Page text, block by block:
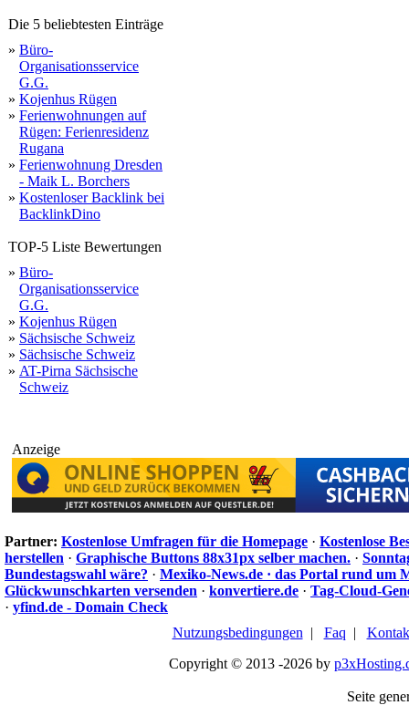
Die 5 beliebtesten Einträge
» Büro-
Organisationsservice
G.G.
» Kojenhus Rügen
» Ferienwohnungen auf
Rügen: Ferienresidenz
Rugana
» Ferienwohnung Dresden
- Maik L. Borchers
» Kostenloser Backlink bei
BacklinkDino
TOP-5 Liste Bewertungen
» Büro-
Organisationsservice
G.G.
» Kojenhus Rügen
» Sächsische Schweiz
» Sächsische Schweiz
» AT-Pirna Sächsische
Schweiz
Anzeige
Partner: Kostenlose Umfragen für die Homepage · Kostenlose
herstellen · Graphische Buttons 88x31px selber machen. ·
Bundestagswahl wäre? · Mexiko-News.de · das Portal rund um
Glückwunschkarten versenden · konvertiere.de · Tag-Cloud-
· yfind.de - Domain Check
Nutzungsbedingungen | Faq |
Copyright © 2013 -2026 by
Seite